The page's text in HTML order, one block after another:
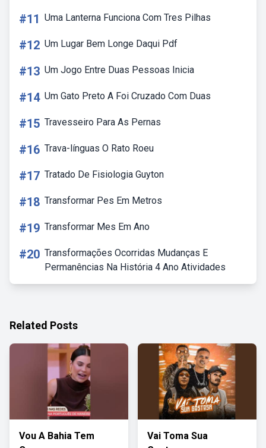
#11 Uma Lanterna Funciona Com Tres Pilhas
#12 Um Lugar Bem Longe Daqui Pdf
#13 Um Jogo Entre Duas Pessoas Inicia
#14 Um Gato Preto A Foi Cruzado Com Duas
#15 Travesseiro Para As Pernas
#16 Trava-línguas O Rato Roeu
#17 Tratado De Fisiologia Guyton
#18 Transformar Pes Em Metros
#19 Transformar Mes Em Ano
#20 Transformações Ocorridas Mudanças E
Permanências Na História 4 Ano Atividades
Related Posts
Vou A Bahia Tem
Vai Toma Sua